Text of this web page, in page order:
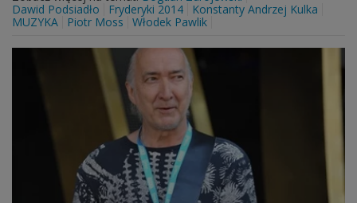
Dawid Podsiadło
Fryderyki 2014
Konstanty Andrzej Kulka
MUZYKA
Piotr Moss Włodek Pawlik